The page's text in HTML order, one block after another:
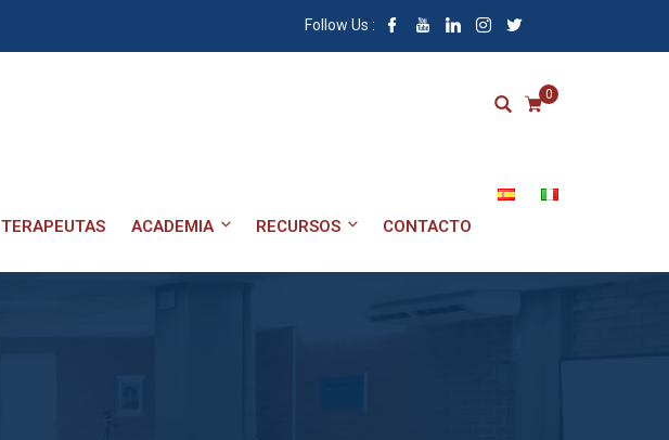
Follow Us :
0
TERAPEUTAS ACADEMIA RECURSOS CONTACTO